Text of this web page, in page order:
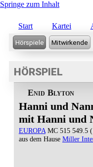
Springe zum Inhalt
Start Kartei
HÖRSPIEL
Enid Blyton
Hanni und
mit Hanni und
EUROPAMC 515 549.5 (
aus dem Hause Miller